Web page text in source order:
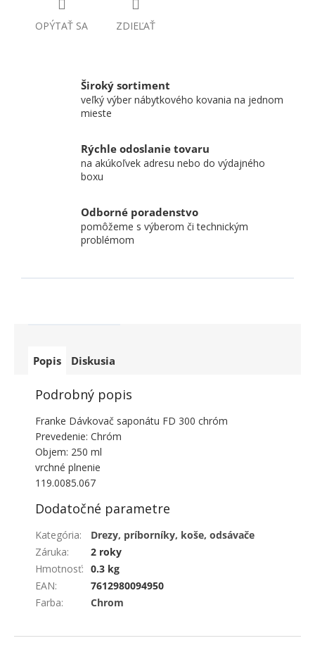
OPÝTAŤ SA ZDIEĽAŤ
Široký sortiment
veľký výber nábytkového kovania na jednom
mieste
Rýchle odoslanie tovaru
na akúkoľvek adresu nebo do výdajného
boxu
Odborné poradenstvo
pomôžeme s výberom či technickým
problémom
Popis Diskusia
Podrobný popis
Franke Dávkovač saponátu FD 300 chróm
Prevedenie: Chróm
Objem: 250 ml
vrchné plnenie
119.0085.067
Dodatočné parametre
Kategória:
Drezy, príborníky, koše, odsávače
Záruka:
2 roky
Hmotnosť: 0.3 kg
EAN:
7612980094950
Farba: Chrom
ZÁPÄTIE